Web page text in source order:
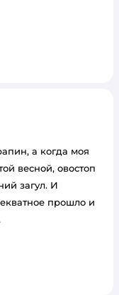
а когда моя
весной, овостоп
загул. И
прошло и